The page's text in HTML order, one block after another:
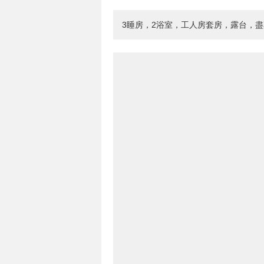
3睡房，2浴室，工人房套房，露台，